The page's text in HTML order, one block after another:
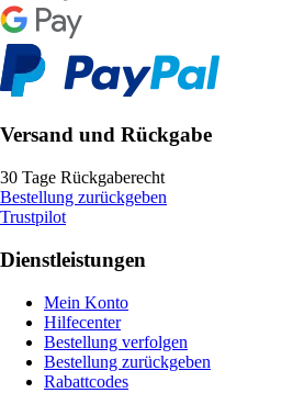
Versand und Rückgabe
30 Tage Rückgaberecht
Bestellung zurückgeben
Trustpilot
Dienstleistungen
Mein Konto
Hilfecenter
Bestellung verfolgen
Bestellung zurückgeben
Rabattcodes